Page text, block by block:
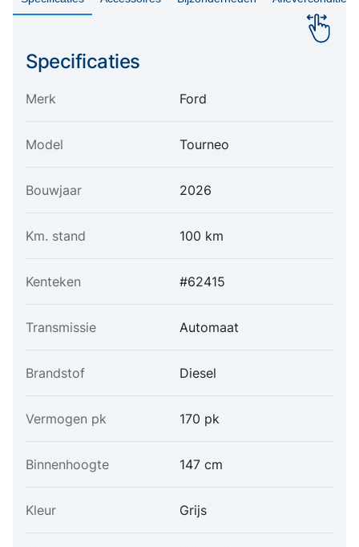
Specificaties
Merk Ford
Model Tourneo
Bouwjaar 2026
Km. stand 100 km
Kenteken #62415
Transmissie Automaat
Brandstof Diesel
Vermogen pk 170 pk
Binnenhoogte 147 cm
Kleur Grijs